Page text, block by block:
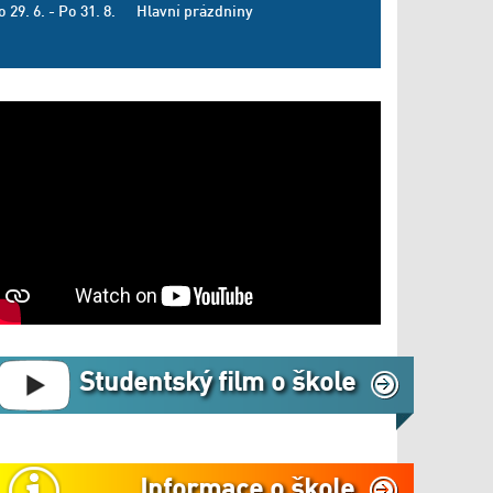
29. 6. - Po 31. 8. Hlavní prázdniny
Studentský film o škole